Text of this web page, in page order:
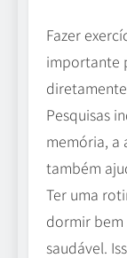
Fazer
importante
Pesquisas
memória, a
também
Ter uma
dormir bem
saudável.